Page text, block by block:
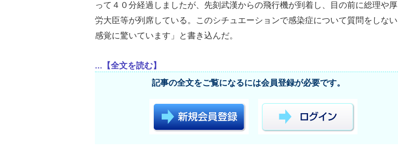
って４０分経過しましたが、先刻武漢からの飛行機が到着し、目の前に総理や厚
労大臣等が列席している。このシチュエーションで感染症について質問をしない
感覚に驚いています」と書き込んだ。
...【全文を読む】
記事の全文をご覧になるには会員登録が必要です。